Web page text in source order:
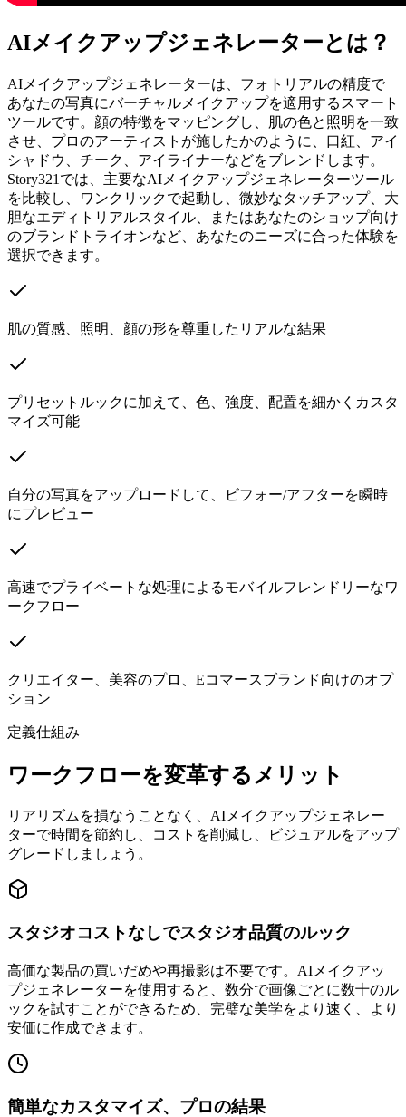
AIメイクアップジェネレーターとは？
AIメイクアップジェネレーターは、フォトリアルの精度で
あなたの写真にバーチャルメイクアップを適用するスマート
ツールです。顔の特徴をマッピングし、肌の色と照明を一致
させ、プロのアーティストが施したかのように、口紅、アイ
シャドウ、チーク、アイライナーなどをブレンドします。
Story321では、主要なAIメイクアップジェネレーターツール
を比較し、ワンクリックで起動し、微妙なタッチアップ、大
胆なエディトリアルスタイル、またはあなたのショップ向け
のブランドトライオンなど、あなたのニーズに合った体験を
選択できます。
肌の質感、照明、顔の形を尊重したリアルな結果
プリセットルックに加えて、色、強度、配置を細かくカスタ
マイズ可能
自分の写真をアップロードして、ビフォー/アフターを瞬時
にプレビュー
高速でプライベートな処理によるモバイルフレンドリーなワ
ークフロー
クリエイター、美容のプロ、Eコマースブランド向けのオプ
ション
定義仕組み
ワークフローを変革するメリット
リアリズムを損なうことなく、AIメイクアップジェネレー
ターで時間を節約し、コストを削減し、ビジュアルをアップ
グレードしましょう。
スタジオコストなしでスタジオ品質のルック
高価な製品の買いだめや再撮影は不要です。AIメイクアッ
プジェネレーターを使用すると、数分で画像ごとに数十のル
ックを試すことができるため、完璧な美学をより速く、より
安価に作成できます。
簡単なカスタマイズ、プロの結果